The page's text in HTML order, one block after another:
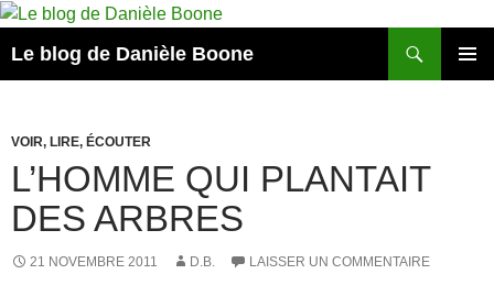
Aller
contenu
Le blog de Danièle Boone
VOIR, LIRE, ÉCOUTER
L’HOMME QUI PLANTAIT
DES ARBRES
21 NOVEMBRE 2011 D.B. LAISSER UN COMMENTAIRE